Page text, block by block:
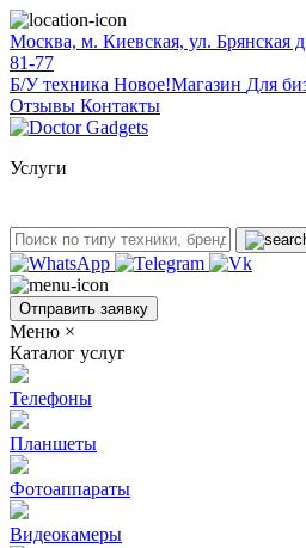
Москва, м. Киевская, ул. Брянская
81-77
Б/У техникa Новое!Магазин Для
Отзывы Контакты
Услуги
Отправить заявку
Меню ×
Каталог услуг
Телефоны
Планшеты
Фотоаппараты
Видеокамеры